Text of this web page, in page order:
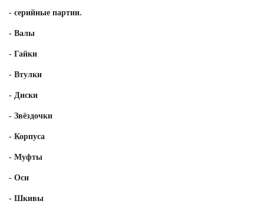
- серийные партии.
- Валы
- Гайки
- Втулки
- Диски
- Звёздочки
- Корпуса
- Муфты
- Оси
- Шкивы